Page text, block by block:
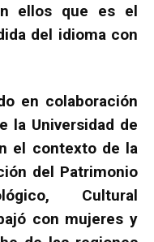
ellos que es el
del idioma con
en colaboración
la Universidad de
el contexto de la
del Patrimonio
Cultural
con mujeres y